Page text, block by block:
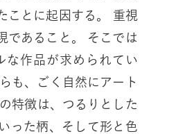
に起因する。 重視
であること。 そこでは
な作品が求められてい
も、ごく自然にアート
った柄、そして形と色